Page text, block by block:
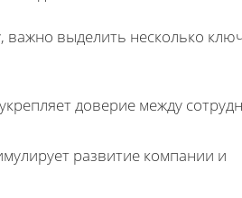
выделить несколько
доверие между
развитие компании и